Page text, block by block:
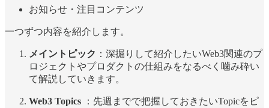
お知らせ・注目コンテンツ
一つずつ内容を紹介します。
メイントピック ：深掘りして紹介したいWeb3関連のプ
ロジェクトやプロダクトの仕組みをなるべく噛み砕い
て解説していきます。
Web3 Topics ：先週までで把握しておきたいTopicをピ